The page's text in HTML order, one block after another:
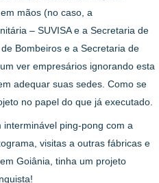
mãos (no caso, a
– SUVISA e a Secretaria de
Bombeiros e a Secretaria de
ver empresários ignorando esta
adequar suas sedes. Como se
no papel do que já executado.
ping-pong com a
visitas a outras fábricas e
Goiânia, tinha um projeto